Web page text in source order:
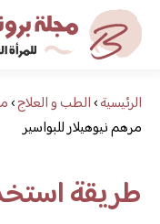
مجلةالرئيسية›الطب و العلاج›
مرهم نيوهيلار للبواسير
طريقة